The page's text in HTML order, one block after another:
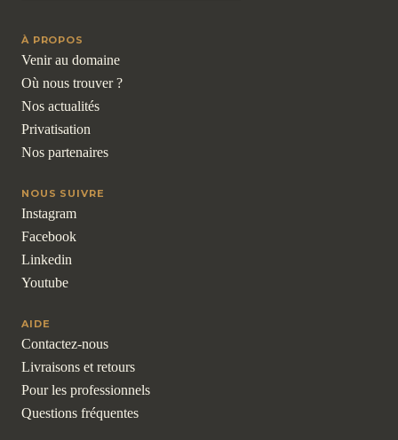
À PROPOS
Venir au domaine
Où nous trouver ?
Nos actualités
Privatisation
Nos partenaires
NOUS SUIVRE
Instagram
Facebook
Linkedin
Youtube
AIDE
Contactez-nous
Livraisons et retours
Pour les professionnels
Questions fréquentes